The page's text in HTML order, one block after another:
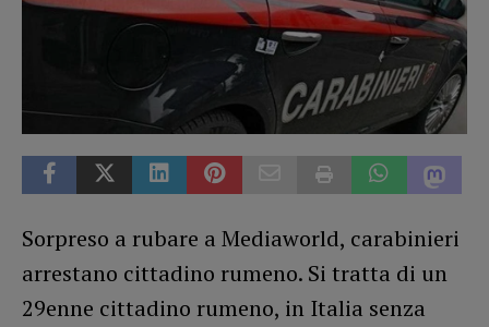
Sorpreso a rubare a Mediaworld, carabinieri
arrestano cittadino rumeno. Si tratta di un
29enne cittadino rumeno, in Italia senza